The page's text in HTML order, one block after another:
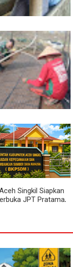
Plh. Pasiter
Subulussalam
Pemuda Calon
Komcad
Harapan,
Warga
Semangka
Singkil Siapkan
JPT Pratama,